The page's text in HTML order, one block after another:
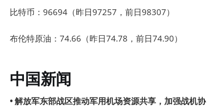
比特币：96694（昨日97257，前日98307）
布伦特原油：74.66（昨日74.78，前日74.90）
中国新闻
• 解放军东部战区推动军用机场资源共享，加强战机协